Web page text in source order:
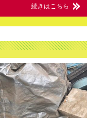
続きはこちら